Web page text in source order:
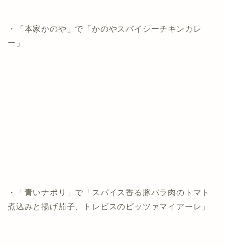
・「本家かのや」で「かのやスパイシーチキンカレ
ー」
・「青いナポリ」で「スパイス香る豚バラ肉のトマト
煮込みと揚げ茄子、トレビスのピッツァマイアーレ」